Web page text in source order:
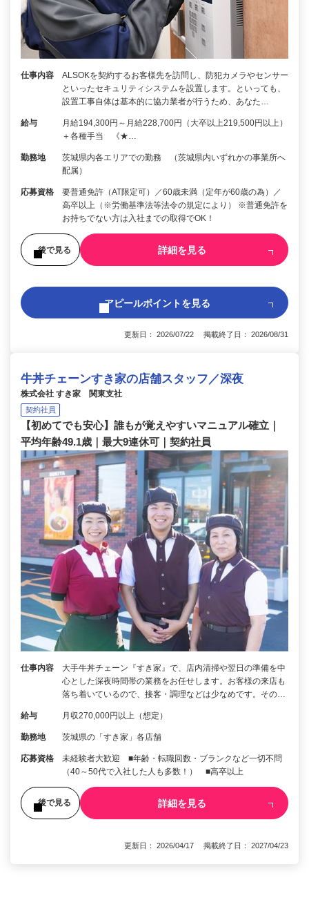
仕事内容
ALSOKを契約するお客様先を訪問し、防犯カメラやセンサー
といったセキュリティシステムを設置します。といっても、
設置工事自体は基本的に協力業者が行うため、あなた…
給与
月給194,300円～月給228,700円（大卒以上219,500円以上）
＋各種手当 《★…
勤務地
茨城県内各エリアでの勤務 （茨城県内いずれかの事業所へ
配属）
応募資格
要普通免許（AT限定可）／60歳未満（定年が60歳の為）／
高卒以上（※労働基準法等法令の規定により） ※普通免許を
お持ちでない方は入社までの取得でOK！
後で見る 詳細を見る
アピールポイントを見る
更新日： 2026/07/22 掲載終了日： 2026/08/31
牛丼チェーンすき家の店舗スタッフ／深夜
株式会社 すき家 関東支社
契約社員
【初めてでも安心】誰もが覚えやすいマニュアル確立｜
平均年齢49.1歳｜最大9連休可｜契約社員
仕事内容
大手牛丼チェーン『すき家』で、店内清掃や翌日の準備を中
心とした深夜時間帯の業務をお任せします。お客様の来店も
落ち着いているので、接客・調理などは少なめです。その…
給与 月収270,000円以上（想定）
勤務地 茨城県の「すき家」各店舗
応募資格
未経験者大歓迎 ■年齢・転職回数・ブランクなど一切不問
（40～50代で入社した人も多数！） ■高卒以上
後で見る 詳細を見る
更新日： 2026/04/17 掲載終了日： 2027/04/23